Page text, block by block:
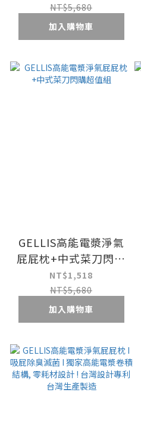
NT$5,680
加入購物車
GELLIS高能電漿淨氣
屁屁枕+中式菜刀閃購
超值組
NT$1,518
NT$5,680
加入購物車